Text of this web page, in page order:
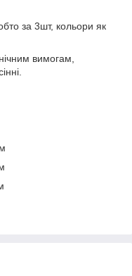
за 3шт, кольори як
вимогам,